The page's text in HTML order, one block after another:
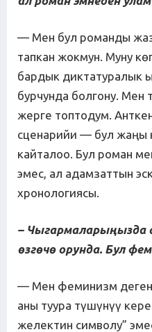
— Мен бул романды
тапкан жокмун. Муну
бардык диктатуралык
бурчунда болгону. Мен
жерге топтодум.
сценарийи — бул жаңы
кайталоо. Бул роман
эмес, ал адамзаттын
хронологиясы.
– Чыгармаларыңызда
өзгөчө орунда. Бул
— Мен феминизм деген
аны туура түшүнүү
желектин символу”